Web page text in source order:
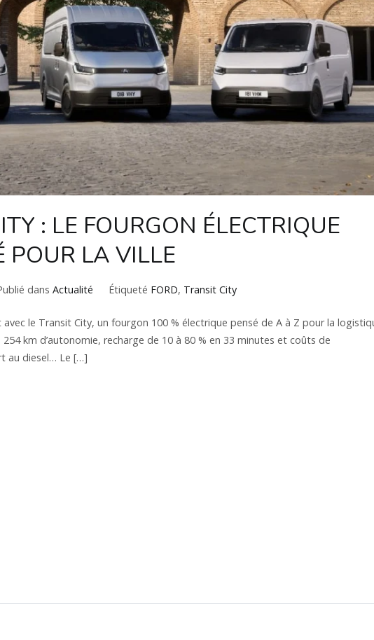
: LE FOURGON ÉLECTRIQUE
POUR LA VILLE
dansActualité Étiqueté FORD, Transit City
le Transit City, un fourgon 100 % électrique pensé de A à Z pour la
km d’autonomie, recharge de 10 à 80 % en 33 minutes et coûts de
au diesel… Le […]